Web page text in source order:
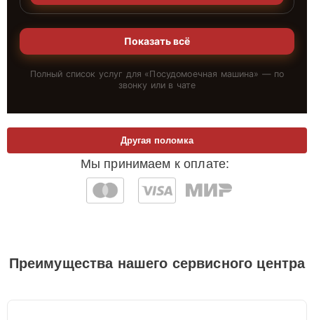
Показать всё
Полный список услуг для «Посудомоечная машина» — по
звонку или в чате
Мы принимаем к оплате:
Другая поломка
Преимущества нашего сервисного центра